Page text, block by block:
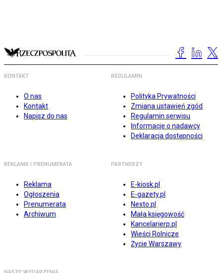
KONTAKT
O nas
Kontakt
Napisz do nas
REGULAMIN
Polityka Prywatności
Zmiana ustawień zgód
Regulamin serwisu
Informacje o nadawcy
Deklaracja dostępności
REKLAMA I PRENUMERATA
Reklama
Ogłoszenia
Prenumerata
Archiwum
PARTNERZY
E-kiosk.pl
E-gazety.pl
Nexto.pl
Mała księgowość
Kancelarierp.pl
Wieści Rolnicze
Życie Warszawy